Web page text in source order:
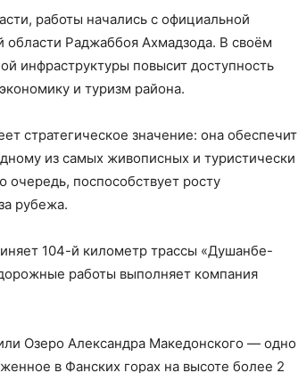
работы начались с официальной
области Раджаббоя Ахмадзода. В своём
инфраструктуры повысит доступность
и туризм района.
стратегическое значение: она обеспечит
из самых живописных и туристически
очередь, поспособствует росту
рубежа.
104-й километр трассы «Душанбе-
работы выполняет компания
Озеро Александра Македонского — одно
в Фанских горах на высоте более 2